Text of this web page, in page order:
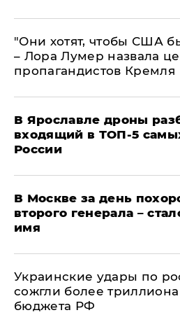
"Они хотят, чтобы США
– Лора Лумер назвала
пропагандистов Кремля
В Ярославле дроны
входящий в ТОП-5
России
В Москве за день
второго генерала –
имя
Украинские удары по
сожгли более
бюджета РФ